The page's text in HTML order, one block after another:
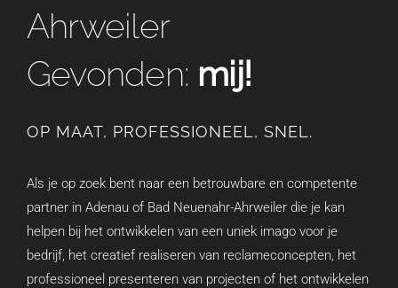
Ahrweiler
Gevonden: mij!
OP MAAT, PROFESSIONEEL, SNEL.
Als je op zoek bent naar een betrouwbare en competente
partner in Adenau of Bad Neuenahr-Ahrweiler die je kan
helpen bij het ontwikkelen van een uniek imago voor je
bedrijf, het creatief realiseren van reclameconcepten, het
professioneel presenteren van projecten of het ontwikkelen